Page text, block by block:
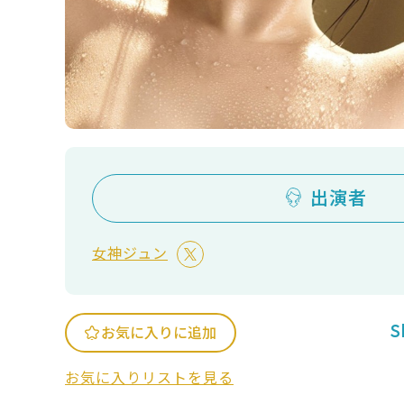
出演者
女神ジュン
お気に入りに追加
お気に入りリストを見る